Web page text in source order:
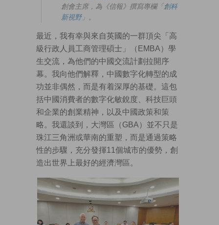
創會主席，為《信報》撰寫專欄「 創科
新視野」。
最近，我有幸與來自英國的一群頂尖「高
級行政人員工商管理碩士」（EMBA）學
生交流，為他們的中國交流計劃拉開序
幕。我向他們解釋，中國數字化轉型的成
功並非偶然，而是有着深厚的基礎。這包
括中國消費者的數字化敏銳度、科技巨頭
和企業的創業精神，以及中國政策和策
略。我還談到，大灣區（GBA）並不只是
珠江三角洲或華南的重塑，而是通過策略
性的步驟，充分發揮11個城市的優勢，創
造出世界上最好的經濟灣區。